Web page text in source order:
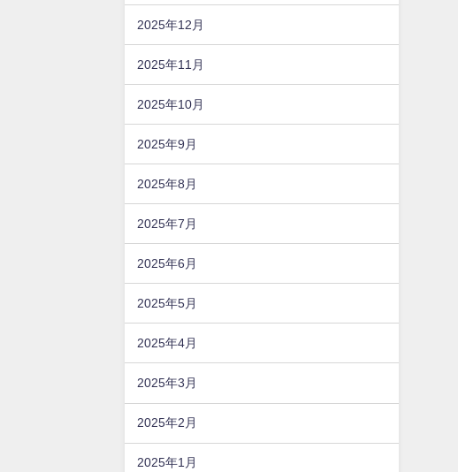
2025年12月
2025年11月
2025年10月
2025年9月
2025年8月
2025年7月
2025年6月
2025年5月
2025年4月
2025年3月
2025年2月
2025年1月